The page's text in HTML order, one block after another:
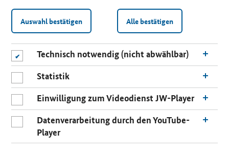
n
Auswahl bestätigen Alle bestätigen
Technisch notwendig (nicht abwählbar)
Statistik
Einwilligung zum Videodienst JW-Player
Datenverarbeitung durch den YouTube-
Player